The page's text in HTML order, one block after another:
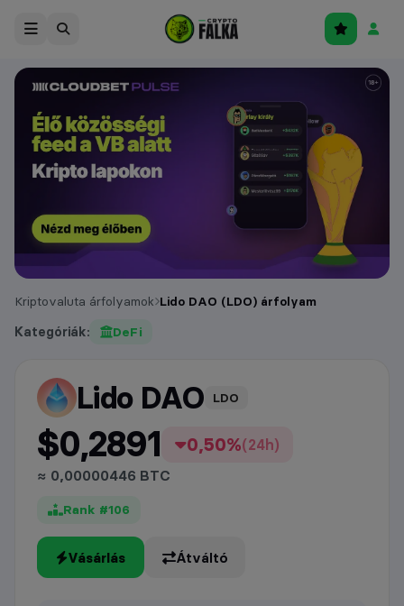
Kriptovaluta árfolyamok Lido DAO (LDO) árfolyam
Kategóriák: DeFi
Lido DAO árfolyam
LDO
$0,2891 0,50%(24h)
≈ 0,00000446 BTC
Rank #106
Vásárlás Átváltó